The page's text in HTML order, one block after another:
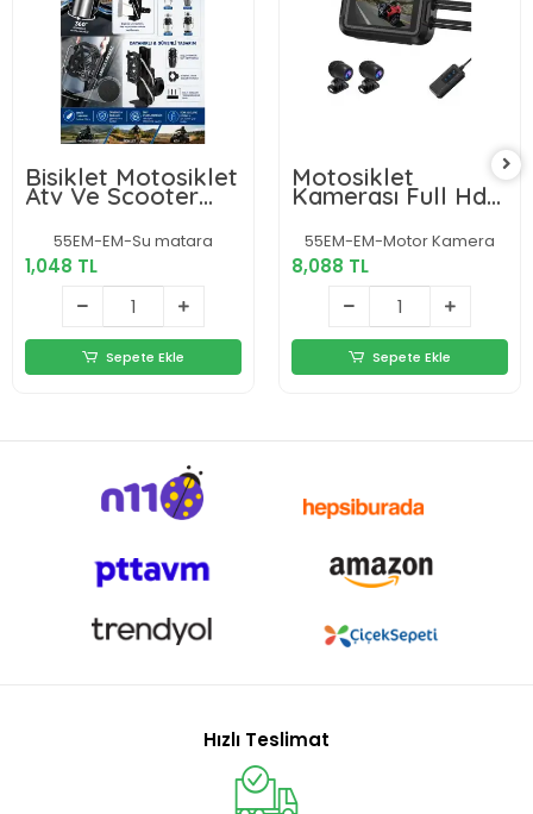
Bisiklet Motosiklet
Atv Ve Scooter
Uyumlu Matara
Suluk Tutucu Gidon
Bağlantılı Esnek
Gövdeli Şişe Atı
55EM-EM-Su matara
1,048 TL
Sepete Ekle
Motosiklet
Kamerası Full Hd
1080p,150° Geniş
Açı 3.0 Ekran Çift
Ön–arka Kamera
Wifi Destekli Gprs
Özellikli
55EM-EM-Motor Kamera
8,088 TL
Sepete Ekle
Hızlı Teslimat